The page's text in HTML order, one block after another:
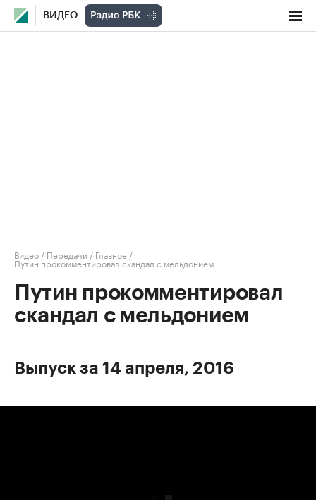
ВИДЕО
Видео / Передачи / Главное /
Путин прокомментировал скандал с мельдонием
Путин прокомментировал
скандал с мельдонием
Выпуск за 14 апреля, 2016